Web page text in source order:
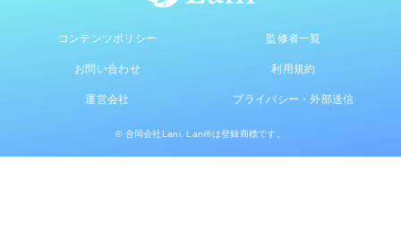
コンテンツポリシー 監修者一覧
お問い合わせ 利用規約
運営会社 プライバシー・外部送信
© 合同会社Lani. Lani®は登録商標です。